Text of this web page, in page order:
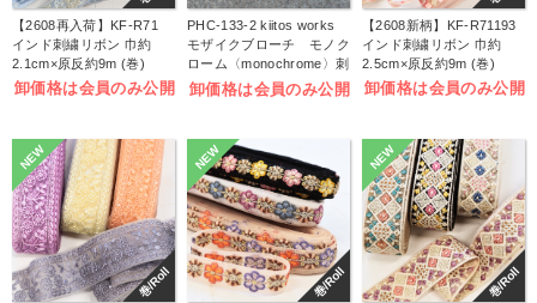
【2608再入荷】KF-R71
インド刺繍リボン 巾約
2.1cm×原反約9m (巻)
卸価格は会員のみ公開
PHC-133-2 kiitos works
モザイクブローチ モノク
ローム〈monochrome〉刺
しゅうキット (袋)
卸価格は会員のみ公開
【2608新柄】KF-R71193
インド刺繍リボン 巾約
2.5cm×原反約9m (巻)
卸価格は会員のみ公開
NEW
巻/Roll 巻/Roll
NEW
巻/Roll
NEW